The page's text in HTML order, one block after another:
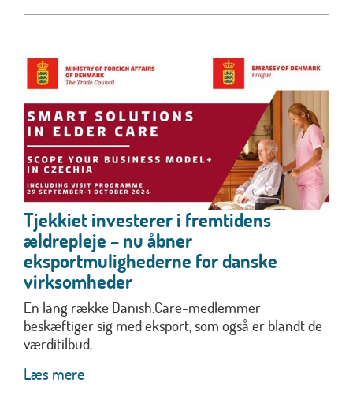
Tjekkiet investerer i fremtidens
ældrepleje – nu åbner
eksportmulighederne for danske
virksomheder
En lang række Danish.Care-medlemmer
beskæftiger sig med eksport, som også er blandt de
værditilbud,...
Læs mere